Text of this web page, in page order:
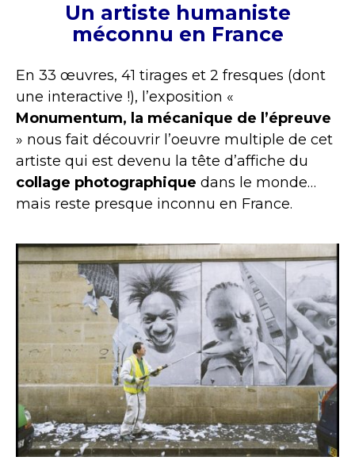
Un artiste humaniste
méconnu en France
En 33 œuvres, 41 tirages et 2 fresques (dont
une interactive !), l’exposition «
Monumentum, la mécanique de l’épreuve
» nous fait découvrir l’oeuvre multiple de cet
artiste qui est devenu la tête d’affiche du
collage photographique dans le monde…
mais reste presque inconnu en France.